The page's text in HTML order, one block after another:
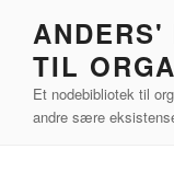
indhold
ANDERS'
TIL
Et nodebibliotek til
andre sære